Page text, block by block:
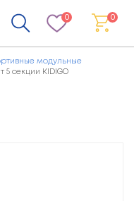
0 0
модульные
секции KIDIGO